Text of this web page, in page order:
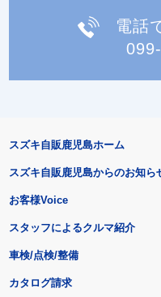
電話
スズキ自販鹿児島ホーム
スズキ自販鹿児島からのお知ら
お客様Voice
スタッフによるクルマ紹介
車検/点検/整備
カタログ請求